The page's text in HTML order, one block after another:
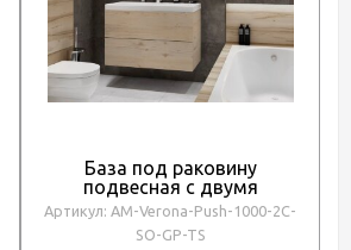
База под раковину
подвесная с двумя
выкатными ящиками,
1000x450x550, AM-Verona-
Push-1000-2C-SO-GP-TS
Артикул: AM-Verona-Push-1000-2C-
SO-GP-TS